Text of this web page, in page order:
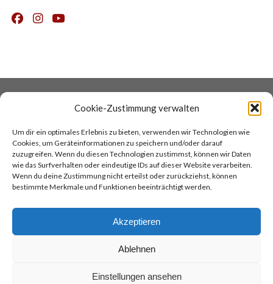
Cookie-Zustimmung verwalten
Um dir ein optimales Erlebnis zu bieten, verwenden wir Technologien wie
Cookies, um Geräteinformationen zu speichern und/oder darauf
zuzugreifen. Wenn du diesen Technologien zustimmst, können wir Daten
wie das Surfverhalten oder eindeutige IDs auf dieser Website verarbeiten.
Wenn du deine Zustimmung nicht erteilst oder zurückziehst, können
bestimmte Merkmale und Funktionen beeinträchtigt werden.
Akzeptieren
Ablehnen
Einstellungen ansehen
DATENSCHUTZ
COOKIES
KONTAKT
COCINA ARGENTINA
TANGOREISEN
TOP
info@academia-frankfurt.de